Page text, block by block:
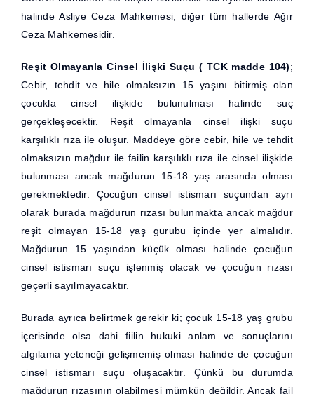
halinde Asliye Ceza Mahkemesi, diğer tüm hallerde Ağır
Ceza Mahkemesidir.
Reşit Olmayanla Cinsel İlişki Suçu ( TCK madde 104);
Cebir, tehdit ve hile olmaksızın 15 yaşını bitirmiş olan
çocukla cinsel ilişkide bulunulması halinde suç
gerçekleşecektir. Reşit olmayanla cinsel ilişki suçu
karşılıklı rıza ile oluşur. Maddeye göre cebir, hile ve tehdit
olmaksızın mağdur ile failin karşılıklı rıza ile cinsel ilişkide
bulunması ancak mağdurun 15-18 yaş arasında olması
gerekmektedir. Çocuğun cinsel istismarı suçundan ayrı
olarak burada mağdurun rızası bulunmakta ancak mağdur
reşit olmayan 15-18 yaş gurubu içinde yer almalıdır.
Mağdurun 15 yaşından küçük olması halinde çocuğun
cinsel istismarı suçu işlenmiş olacak ve çocuğun rızası
geçerli sayılmayacaktır.
Burada ayrıca belirtmek gerekir ki; çocuk 15-18 yaş grubu
içerisinde olsa dahi fiilin hukuki anlam ve sonuçlarını
algılama yeteneği gelişmemiş olması halinde de çocuğun
cinsel istismarı suçu oluşacaktır. Çünkü bu durumda
mağdurun rızasının olabilmesi mümkün değildir. Ancak fail